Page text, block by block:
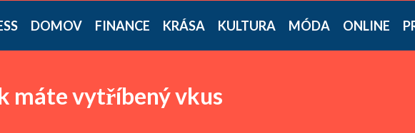
DOMOV FINANCE KRÁSA KULTURA MÓDA ONLINE
máte vytříbený vkus